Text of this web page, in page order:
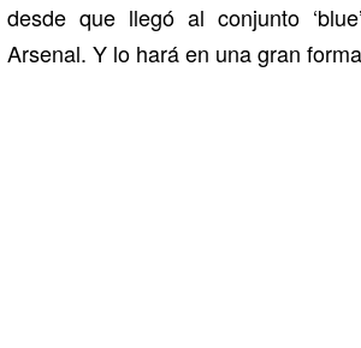
desde que llegó al conjunto
Arsenal. Y lo hará en una gran